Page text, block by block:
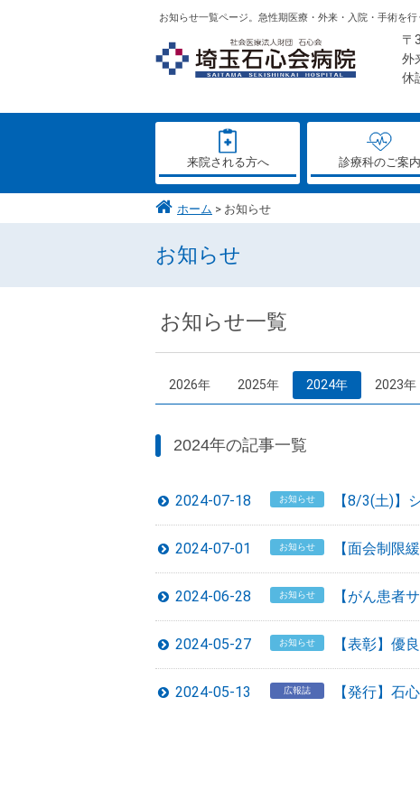
お知らせ一覧ページ。急性期医療・外来・入院・手術を
〒
外
休
来院される方へ 診療科のご案内
ホーム お知らせ
お知らせ
お知らせ一覧
2026年 2025年 2024年 2023年
2024年の記事一覧
2024-07-18 お知らせ 【8/3(土)】
2024-07-01 お知らせ 【面会制限
2024-06-28 お知らせ 【がん患者
2024-05-27 お知らせ 【表彰】優
2024-05-13 広報誌 【発行】石